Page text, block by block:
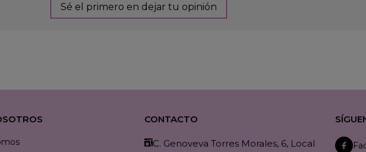
Sé el primero en dejar tu opinión
CONTACTO
C. Genoveva Torres Morales, 6, Local